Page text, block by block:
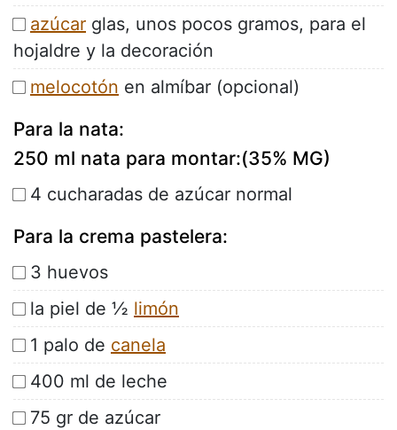
azúcar glas, unos pocos gramos, para el
hojaldre y la decoración
melocotón en almíbar (opcional)
Para la nata:
250 ml nata para montar:(35% MG)
4 cucharadas de azúcar normal
Para la crema pastelera:
3 huevos
la piel de ½ limón
1 palo de canela
400 ml de leche
75 gr de azúcar